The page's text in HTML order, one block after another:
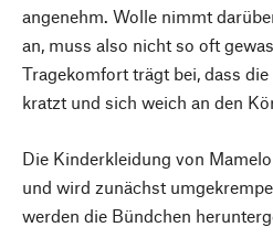
angenehm. Wolle nimmt
an, muss also nicht so oft
Tragekomfort trägt bei, dass
kratzt und sich weich an den
Die Kinderkleidung von
und wird zunächst
werden die Bündchen